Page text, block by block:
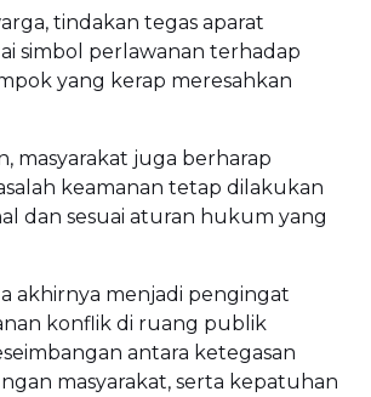
tindakan tegas aparat
simbol perlawanan terhadap
yang kerap meresahkan
masyarakat juga berharap
keamanan tetap dilakukan
dan sesuai aturan hukum yang
akhirnya menjadi pengingat
konflik di ruang publik
antara ketegasan
masyarakat, serta kepatuhan